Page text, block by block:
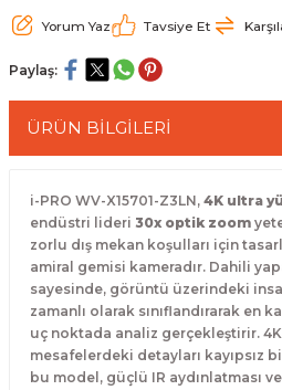
Yorum Yaz Tavsiye Et
Paylaş:
ÜRÜN BİLGİLERİ
i-PRO WV-X15701-Z3LN, 4K ultra
endüstri lideri 30x optik zoom
zorlu dış mekan koşulları için
amiral gemisi kameradır. Dahili
sayesinde, görüntü üzerindeki
zamanlı olarak sınıflandırarak en
uç noktada analiz gerçekleştirir.
mesafelerdeki detayları kayıpsız
bu model, güçlü IR aydınlatması